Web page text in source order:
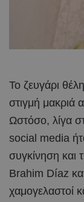
Το ζευγάρι
στιγμή μακριά
Ωστόσο, λίγα
social media
συγκίνηση και
Brahim Díaz
χαμογελαστοί